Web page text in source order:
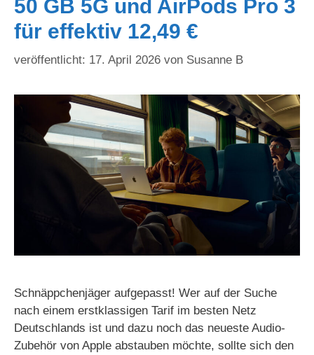
50 GB 5G und AirPods Pro 3
für effektiv 12,49 €
17. April 2026 von Susanne B
Schnäppchenjäger aufgepasst! Wer auf der Suche
nach einem erstklassigen Tarif im besten Netz
Deutschlands ist und dazu noch das neueste Audio-
Zubehör von Apple abstauben möchte, sollte sich den